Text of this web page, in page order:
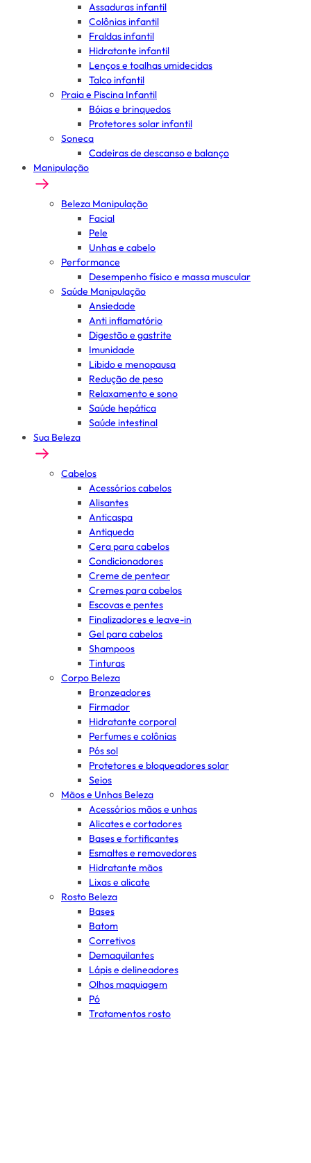
Assaduras infantil
Colônias infantil
Fraldas infantil
Hidratante infantil
Lenços e toalhas umidecidas
Talco infantil
Praia e Piscina Infantil
Bóias e brinquedos
Protetores solar infantil
Soneca
Cadeiras de descanso e balanço
Manipulação
Beleza Manipulação
Facial
Pele
Unhas e cabelo
Performance
Desempenho físico e massa muscular
Saúde Manipulação
Ansiedade
Anti inflamatório
Digestão e gastrite
Imunidade
Libido e menopausa
Redução de peso
Relaxamento e sono
Saúde hepática
Saúde intestinal
Sua Beleza
Cabelos
Acessórios cabelos
Alisantes
Anticaspa
Antiqueda
Cera para cabelos
Condicionadores
Creme de pentear
Cremes para cabelos
Escovas e pentes
Finalizadores e leave-in
Gel para cabelos
Shampoos
Tinturas
Corpo Beleza
Bronzeadores
Firmador
Hidratante corporal
Perfumes e colônias
Pós sol
Protetores e bloqueadores solar
Seios
Mãos e Unhas Beleza
Acessórios mãos e unhas
Alicates e cortadores
Bases e fortificantes
Esmaltes e removedores
Hidratante mãos
Lixas e alicate
Rosto Beleza
Bases
Batom
Corretivos
Demaquilantes
Lápis e delineadores
Olhos maquiagem
Pó
Tratamentos rosto